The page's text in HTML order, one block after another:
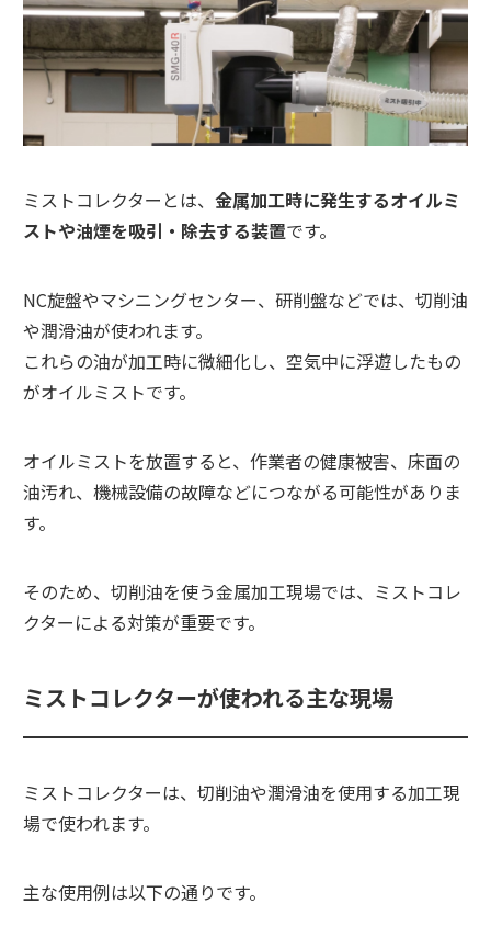
ミストコレクターとは、 金属加工時に発生するオイルミ
ストや油煙を吸引・除去する装置です。
NC旋盤やマシニングセンター、研削盤などでは、切削油
や潤滑油が使われます。
これらの油が加工時に微細化し、空気中に浮遊したもの
がオイルミストです。
オイルミストを放置すると、作業者の健康被害、床面の
油汚れ、機械設備の故障などにつながる可能性がありま
す。
そのため、切削油を使う金属加工現場では、ミストコレ
クターによる対策が重要です。
ミストコレクターが使われる主な現場
ミストコレクターは、切削油や潤滑油を使用する加工現
場で使われます。
主な使用例は以下の通りです。